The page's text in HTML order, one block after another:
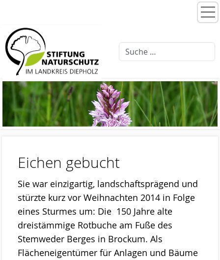
Home
Stiftungsprogramme
Moorentwicklung 3.0
Schlattprogramm
Fließgewässerrenaturierung
Ellernbäke
Brammer Bach
Feuchtwiesenpflege
Artenschutz
Stemweder Berg
Obstwiese „Auf den Bröken“
Eichen gebucht
Sie war einzigartig, landschaftsprägend und
stürzte kurz vor Weihnachten 2014 in Folge
eines Sturmes um: Die 150 Jahre alte
dreistämmige Rotbuche am Fuße des
Stemweder Berges in Brockum. Als
Flächeneigentümer für Anlagen und Bäume